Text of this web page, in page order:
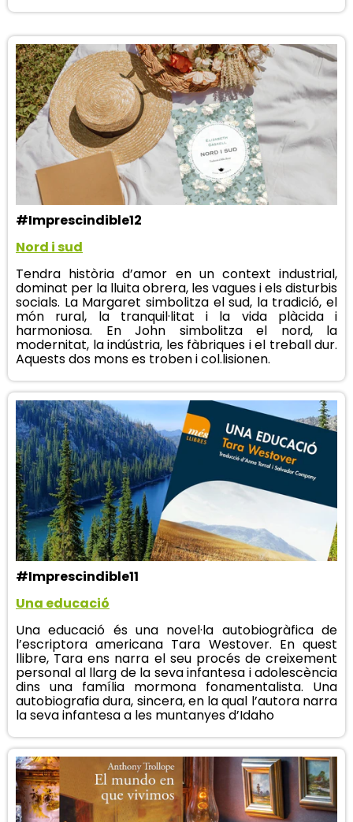
#Imprescindible12
Nord i sud
Tendra història d’amor en un context industrial,
dominat per la lluita obrera, les vagues i els disturbis
socials. La Margaret simbolitza el sud, la tradició, el
món rural, la tranquil·litat i la vida plàcida i
harmoniosa. En John simbolitza el nord, la
modernitat, la indústria, les fàbriques i el treball dur.
Aquests dos mons es troben i col.lisionen.
#Imprescindible11
Una educació
Una educació és una novel·la autobiogràfica de
l’escriptora americana Tara Westover. En quest
llibre, Tara ens narra el seu procés de creixement
personal al llarg de la seva infantesa i adolescència
dins una família mormona fonamentalista. Una
autobiografia dura, sincera, en la qual l’autora narra
la seva infantesa a les muntanyes d’Idaho